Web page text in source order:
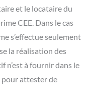
et le locataire du
CEE. Dans le cas
s’effectue seulement
la réalisation des
n’est à fournir dans le
pour attester de